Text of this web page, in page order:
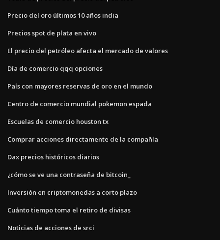
Precio del oro últimos 10 años india
Precios spot de plata en vivo
El precio del petróleo afecta el mercado de valores
Día de comercio qqq opciones
País con mayores reservas de oro en el mundo
Centro de comercio mundial pokemon espada
Escuelas de comercio houston tx
Comprar acciones directamente de la compañía
Dax precios históricos diarios
¿cómo se ve una contraseña de bitcoin_
Inversión en criptomonedas a corto plazo
Cuánto tiempo toma el retiro de divisas
Noticias de acciones de srci